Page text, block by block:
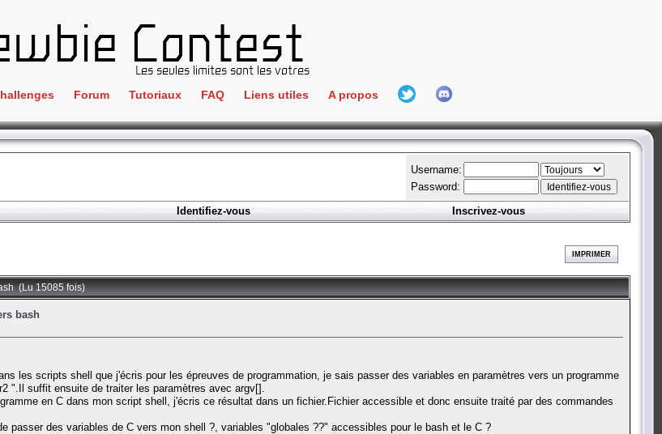
Crackme
ClientSide
Forensics
Programmation
Stéganographie
Wargame
Forum Tutoriaux FAQ Liens utiles
IRC
Newbie Connect
Partenaires
Goodies
L'incubateur
A propos
L'équipe
Hall Of Fame
Username:
Password:
Identifiez-vous Inscrivez-vous
IMPRIMER
(Lu 15085 fois)
bash
les scripts shell que j'écris pour les épreuves de programmation, je sais passer des variables en paramètres vers un programme
".Il suffit ensuite de traiter les paramètres avec argv[].
en C dans mon script shell, j'écris ce résultat dans un fichier.Fichier accessible et donc ensuite traité par des commandes
passer des variables de C vers mon shell ?, variables "globales ??" accessibles pour le bash et le C ?